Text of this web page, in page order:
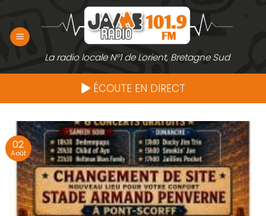
contenu
La radio locale N°1 de Lorient, Bretagne Sud
ÉCOUTE EN DIRECT
02
Août